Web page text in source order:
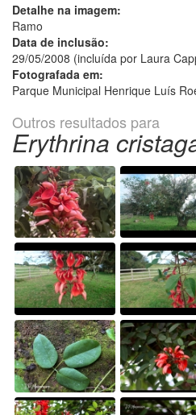
Detalhe na imagem:
Ramo
Data de inclusão:
29/05/2008 (incluída por Laura
Fotografada em:
Parque Municipal Henrique Luís
Outros resultados para
Erythrina